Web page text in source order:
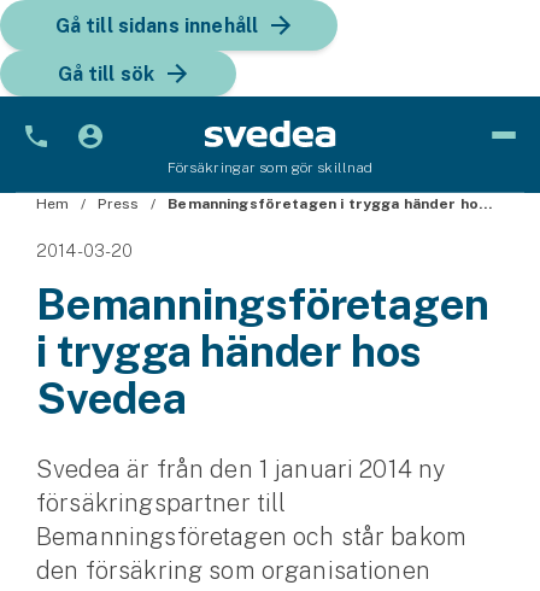
Gå till sidans innehåll
Gå till sök
Försäkringar som gör skillnad
Bil
Bilförsäkring
Bilförsäkring för företag
Fordon
Snöskoterförsäkring
ATV-försäkring
Släpvagnsförsäkring
Hem Press Bemanningsföretagen i trygga händer hos Svedea
2014-03-20
Bemanningsföretagen
i trygga händer hos
Svedea
Svedea är från den 1 januari 2014 ny
försäkringspartner till
Bemanningsföretagen och står bakom
den försäkring som organisationen